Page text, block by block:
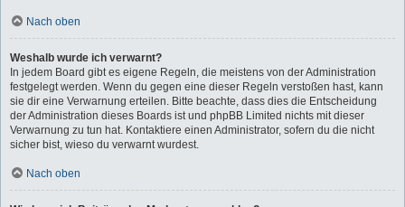
Nach oben
Weshalb wurde ich verwarnt?
In jedem Board gibt es eigene Regeln, die meistens von der Administration
festgelegt werden. Wenn du gegen eine dieser Regeln verstoßen hast, kann
sie dir eine Verwarnung erteilen. Bitte beachte, dass dies die Entscheidung
der Administration dieses Boards ist und phpBB Limited nichts mit dieser
Verwarnung zu tun hat. Kontaktiere einen Administrator, sofern du die nicht
sicher bist, wieso du verwarnt wurdest.
Nach oben